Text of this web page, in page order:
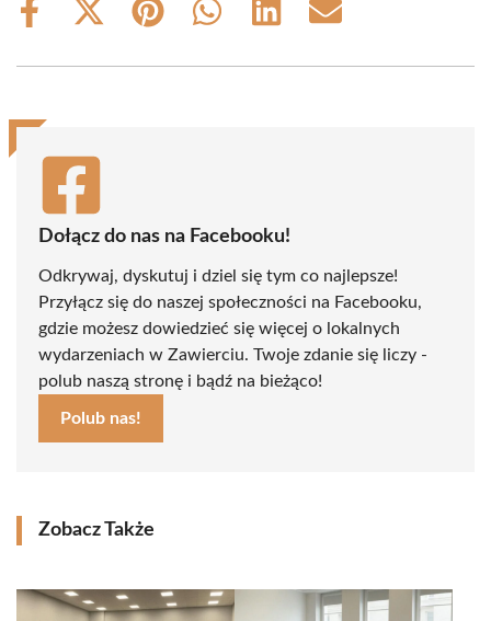
Share
Share
(Twitter)
Share
Share
Share
Share
Dołącz do nas na Facebooku!
Odkrywaj, dyskutuj i dziel się tym co najlepsze!
Przyłącz się do naszej społeczności na Facebooku,
gdzie możesz dowiedzieć się więcej o lokalnych
wydarzeniach w Zawierciu. Twoje zdanie się liczy -
polub naszą stronę i bądź na bieżąco!
Polub nas!
Zobacz Także